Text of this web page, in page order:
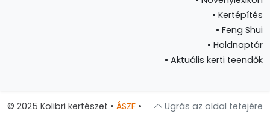
• Kertépítés
• Feng Shui
• Holdnaptár
• Aktuális kerti teendők
Ugrás az oldal tetejére
© 2025 Kolibri kertészet • ÁSZF •